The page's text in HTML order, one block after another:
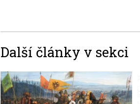
Další články v sekci
Image